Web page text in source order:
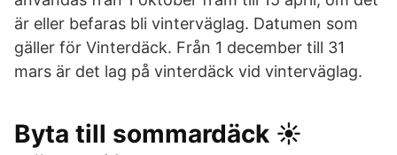
är eller befaras bli vinterväglag. Datumen som
gäller för Vinterdäck. Från 1 december till 31
mars är det lag på vinterdäck vid vinterväglag.
Byta till sommardäck ☀️